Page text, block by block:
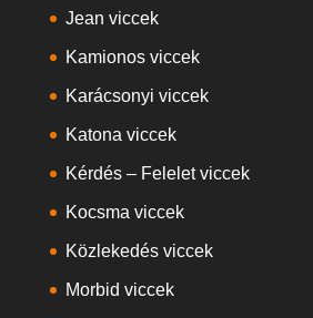
Jean viccek
Kamionos viccek
Karácsonyi viccek
Katona viccek
Kérdés – Felelet viccek
Kocsma viccek
Közlekedés viccek
Morbid viccek